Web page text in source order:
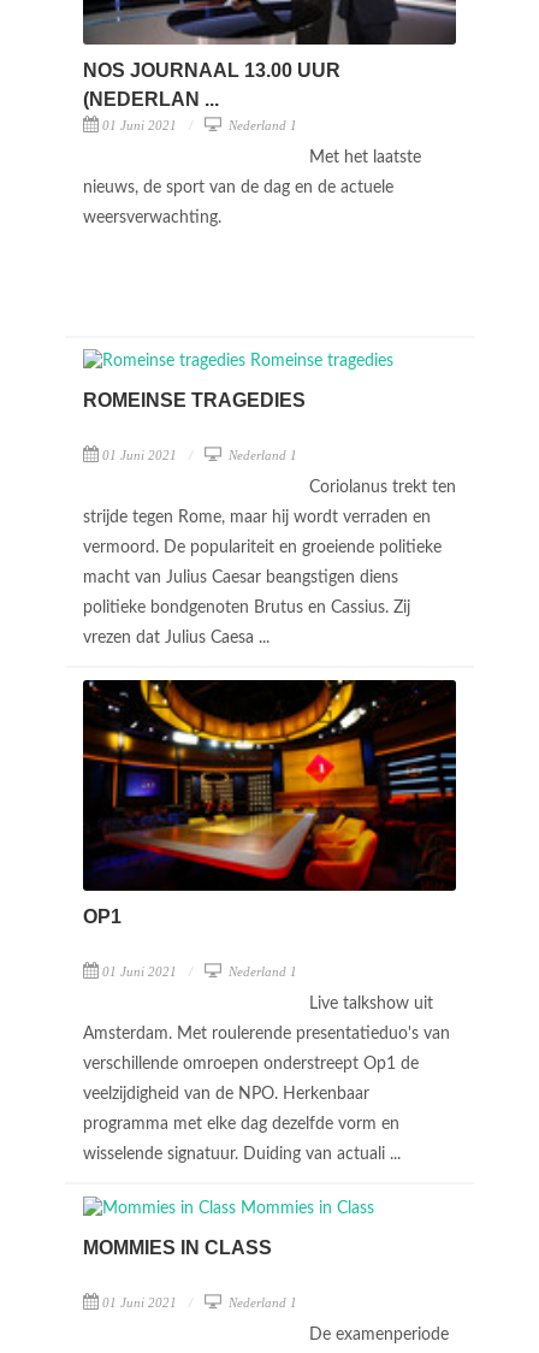
NOS JOURNAAL 13.00 UUR
(NEDERLAN ...
01 Juni 2021 Nederland 1
Met het laatste
nieuws, de sport van de dag en de actuele
weersverwachting.
ROMEINSE TRAGEDIES
01 Juni 2021 Nederland 1
Coriolanus trekt ten
strijde tegen Rome, maar hij wordt verraden en
vermoord. De populariteit en groeiende politieke
macht van Julius Caesar beangstigen diens
politieke bondgenoten Brutus en Cassius. Zij
vrezen dat Julius Caesa ...
OP1
01 Juni 2021 Nederland 1
Live talkshow uit
Amsterdam. Met roulerende presentatieduo's van
verschillende omroepen onderstreept Op1 de
veelzijdigheid van de NPO. Herkenbaar
programma met elke dag dezelfde vorm en
wisselende signatuur. Duiding van actuali ...
MOMMIES IN CLASS
01 Juni 2021 Nederland 1
De examenperiode